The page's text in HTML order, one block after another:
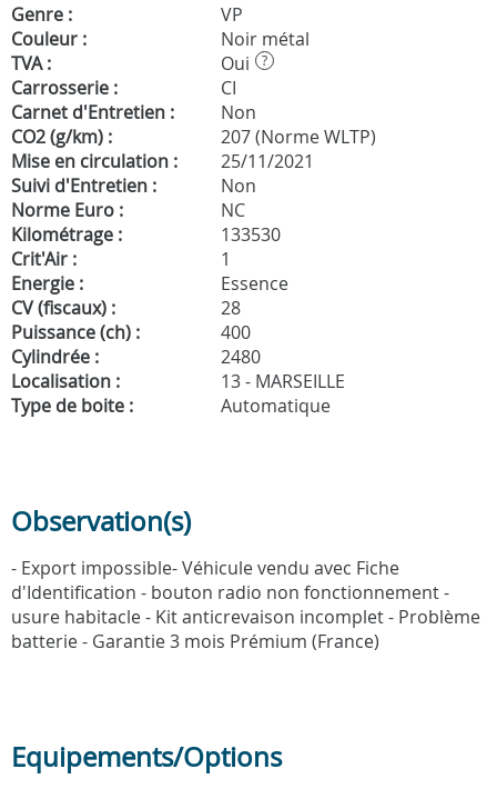
Genre :
VP
Couleur :
Noir métal
TVA :
Oui ?
Carrosserie :
CI
Carnet d'Entretien :
Non
CO2 (g/km) :
207 (Norme WLTP)
Mise en circulation :
25/11/2021
Suivi d'Entretien :
Non
Norme Euro :
NC
Kilométrage :
133530
Crit'Air :
1
Energie :
Essence
CV (fiscaux) :
28
Puissance (ch) :
400
Cylindrée :
2480
Localisation :
13 - MARSEILLE
Type de boite :
Automatique
Observation(s)
- Export impossible- Véhicule vendu avec Fiche
d'Identification - bouton radio non fonctionnement -
usure habitacle - Kit anticrevaison incomplet - Problème
batterie - Garantie 3 mois Prémium (France)
Equipements/Options